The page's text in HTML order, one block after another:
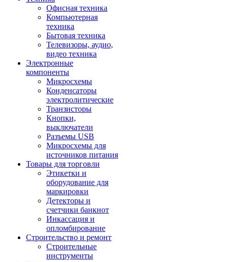
Офисная техника
Компьютерная
техника
Бытовая техника
Телевизоры, аудио,
видео техника
Электронные
компоненты
Микросхемы
Конденсаторы
электролитические
Транзисторы
Кнопки,
выключатели
Разъемы USB
Микросхемы для
источников питания
Товары для торговли
Этикетки и
оборудование для
маркировки
Детекторы и
счетчики банкнот
Инкассация и
опломбирование
Строительство и ремонт
Строительные
инструменты